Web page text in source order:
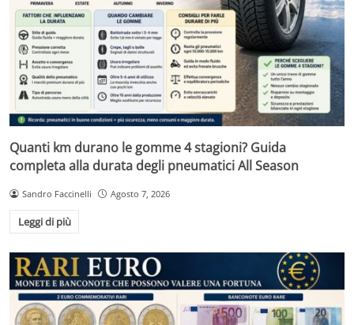
Quanti km durano le gomme 4 stagioni? Guida
completa alla durata degli pneumatici All Season
Sandro Faccinelli Agosto 7, 2026
Leggi di più